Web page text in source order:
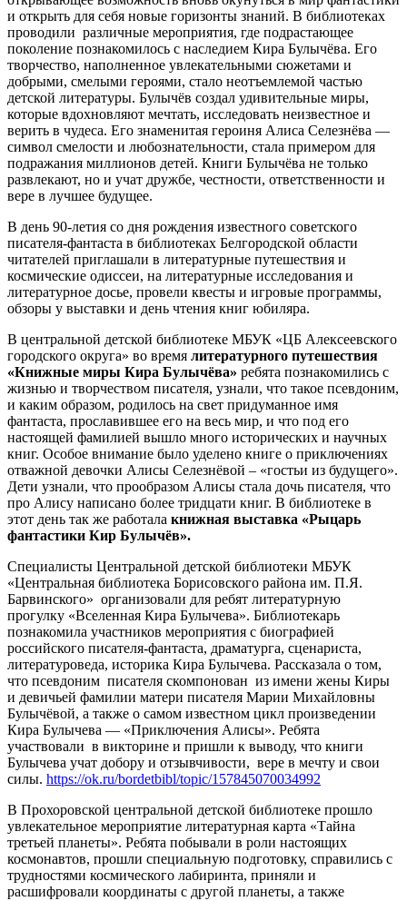
и открыть для себя новые горизонты знаний. В библиотеках
проводили различные мероприятия, где подрастающее
поколение познакомилось с наследием Кира Булычёва. Его
творчество, наполненное увлекательными сюжетами и
добрыми, смелыми героями, стало неотъемлемой частью
детской литературы. Булычёв создал удивительные миры,
которые вдохновляют мечтать, исследовать неизвестное и
верить в чудеса. Его знаменитая героиня Алиса Селезнёва —
символ смелости и любознательности, стала примером для
подражания миллионов детей. Книги Булычёва не только
развлекают, но и учат дружбе, честности, ответственности и
вере в лучшее будущее.
В день 90-летия со дня рождения известного советского
писателя-фантаста в библиотеках Белгородской области
читателей приглашали в литературные путешествия и
космические одиссеи, на литературные исследования и
литературное досье, провели квесты и игровые программы,
обзоры у выставки и день чтения книг юбиляра.
В центральной детской библиотеке МБУК «ЦБ Алексеевского
городского округа» во время литературного путешествия
«Книжные миры Кира Булычёва» ребята познакомились с
жизнью и творчеством писателя, узнали, что такое псевдоним,
и каким образом, родилось на свет придуманное имя
фантаста, прославившее его на весь мир, и что под его
настоящей фамилией вышло много исторических и научных
книг. Особое внимание было уделено книге о приключениях
отважной девочки Алисы Селезнёвой – «гостьи из будущего».
Дети узнали, что прообразом Алисы стала дочь писателя, что
про Алису написано более тридцати книг. В библиотеке в
этот день так же работала книжная выставка «Рыцарь
фантастики Кир Булычёв».
Специалисты Центральной детской библиотеки МБУК
«Центральная библиотека Борисовского района им. П.Я.
Барвинского» организовали для ребят литературную
прогулку «Вселенная Кира Булычева». Библиотекарь
познакомила участников мероприятия с биографией
российского писателя-фантаста, драматурга, сценариста,
литературоведа, историка Кира Булычева. Рассказала о том,
что псевдоним писателя скомпонован из имени жены Киры
и девичьей фамилии матери писателя Марии Михайловны
Булычёвой, а также о самом известном цикл произведении
Кира Булычева — «Приключения Алисы». Ребята
участвовали в викторине и пришли к выводу, что книги
Булычева учат добору и отзывчивости, вере в мечту и свои
силы. https://ok.ru/bordetbibl/topic/157845070034992
В Прохоровской центральной детской библиотеке прошло
увлекательное мероприятие литературная карта «Тайна
третьей планеты». Ребята побывали в роли настоящих
космонавтов, прошли специальную подготовку, справились с
трудностями космического лабиринта, приняли и
расшифровали координаты с другой планеты, а также